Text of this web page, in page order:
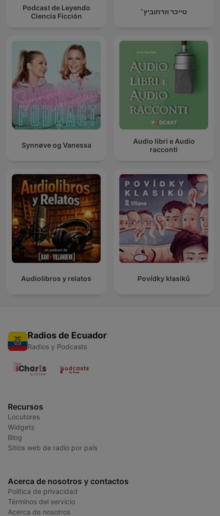
Podcast de Leyendo
Ciencia Ficción
טייכר וזרחוביץ׳
Synnøve og Vanessa
Audio libri e Audio
racconti
Audiolibros y relatos Povídky klasiků
Radios de Ecuador
Radios y Podcasts
Recursos
Locutores
Widgets
Blog
Sitios web de radio por país
Acerca de nosotros y contactos
Política de privacidad
Términos del servicio
Acerca de nosotros